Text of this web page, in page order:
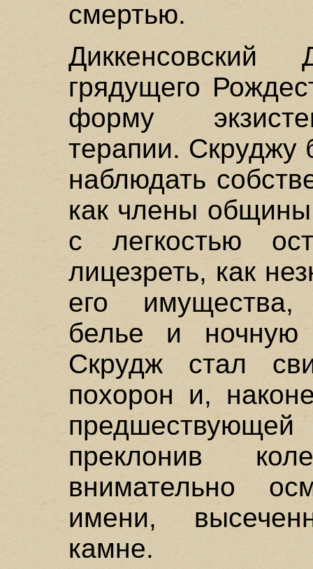
смертью.
грядущего
форму
терапии. Скруджу
наблюдать
как члены
с легкостью
лицезреть, как
его имущества,
белье и ночную
Скрудж стал
похорон и,
преклонив
внимательно
имени,
камне.